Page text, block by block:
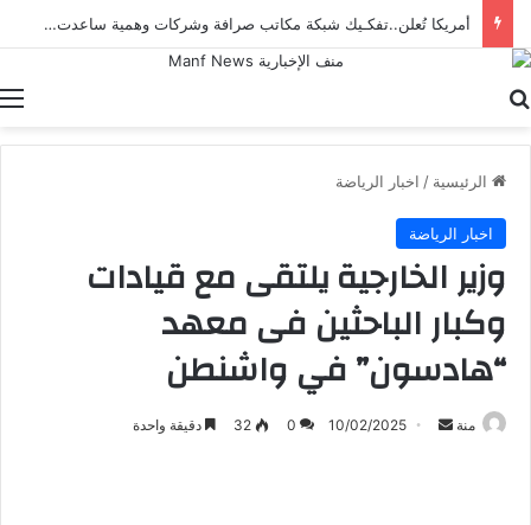
أمريكا تُعلن..تفكـيك شبكة مكاتب صرافة وشركات وهمية ساعدت إيران على تهـريب الأموال
الرئيسية / اخبار الرياضة
اخبار الرياضة
وزير الخارجية يلتقى مع قيادات
وكبار الباحثين فى معهد
“هادسون” في واشنطن
منة
أرسل 10/02/2025
0
32 دقيقة واحدة